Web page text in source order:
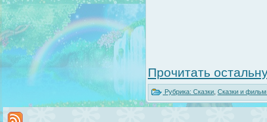
Прочитать
Рубрика: Сказки Сказки и